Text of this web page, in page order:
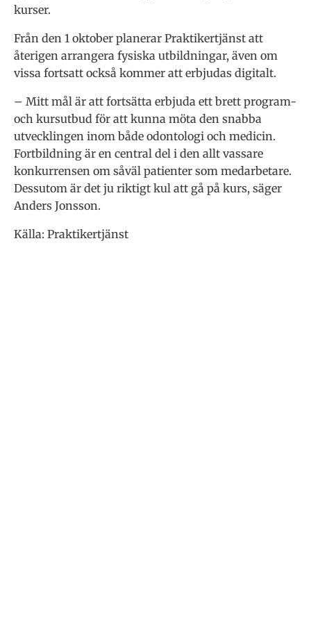
kurser.
Från den 1 oktober planerar Praktikertjänst att
återigen arrangera fysiska utbildningar, även om
vissa fortsatt också kommer att erbjudas digitalt.
– Mitt mål är att fortsätta erbjuda ett brett program-
och kursutbud för att kunna möta den snabba
utvecklingen inom både odontologi och medicin.
Fortbildning är en central del i den allt vassare
konkurrensen om såväl patienter som medarbetare.
Dessutom är det ju riktigt kul att gå på kurs, säger
Anders Jonsson.
Källa: Praktikertjänst